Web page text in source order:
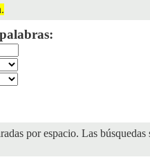
por espacio. Las